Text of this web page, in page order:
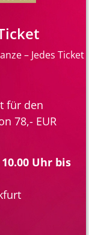
– Jedes Ticket
für den
78,- EUR
10.00 Uhr bis